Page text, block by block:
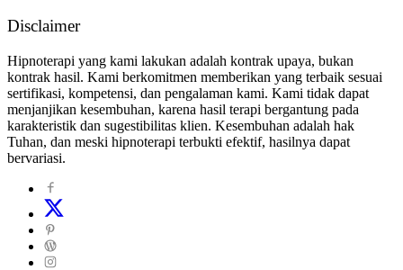
Disclaimer
Hipnoterapi yang kami lakukan adalah kontrak upaya, bukan
kontrak hasil. Kami berkomitmen memberikan yang terbaik sesuai
sertifikasi, kompetensi, dan pengalaman kami. Kami tidak dapat
menjanjikan kesembuhan, karena hasil terapi bergantung pada
karakteristik dan sugestibilitas klien. Kesembuhan adalah hak
Tuhan, dan meski hipnoterapi terbukti efektif, hasilnya dapat
bervariasi.